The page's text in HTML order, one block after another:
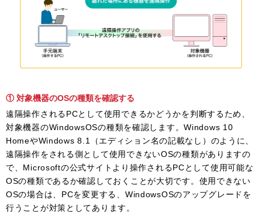
① 対象機器のOSの種類を確認する
遠隔操作されるPCとして使用できるかどうかを判断するため、
対象機器のWindowsOSの種類を確認します。Windows 10
HomeやWindows 8.1（エディション名の記載なし）のように、
遠隔操作をされる側として使用できないOSの種類がありますの
で、Microsoftの公式サイトより操作されるPCとして使用可能な
OSの種類であるか確認しておくことが大切です。使用できない
OSの場合は、PCを変更する、WindowsOSのアップグレードを
行うことが対策としてあります。